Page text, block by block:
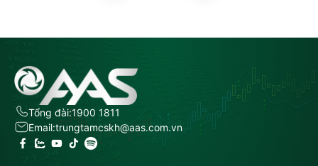
Tổng đài:1900 1811
Email:trungtamcskh@aas.com.vn